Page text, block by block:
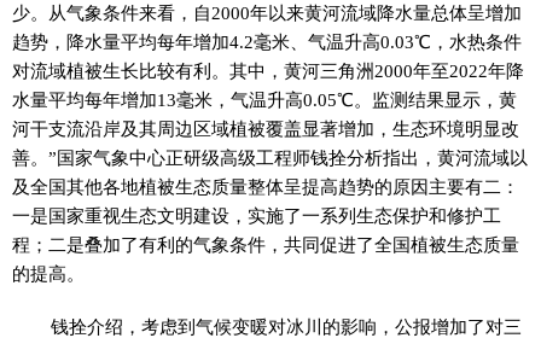
少。从气象条件来看，自2000年以来黄河流域降水量总体呈增加
趋势，降水量平均每年增加4.2毫米、气温升高0.03℃，水热条件
对流域植被生长比较有利。其中，黄河三角洲2000年至2022年降
水量平均每年增加13毫米，气温升高0.05℃。监测结果显示，黄
河干支流沿岸及其周边区域植被覆盖显著增加，生态环境明显改
善。”国家气象中心正研级高级工程师钱拴分析指出，黄河流域以
及全国其他各地植被生态质量整体呈提高趋势的原因主要有二：
一是国家重视生态文明建设，实施了一系列生态保护和修护工
程；二是叠加了有利的气象条件，共同促进了全国植被生态质量
的提高。
钱拴介绍，考虑到气候变暖对冰川的影响，公报增加了对三